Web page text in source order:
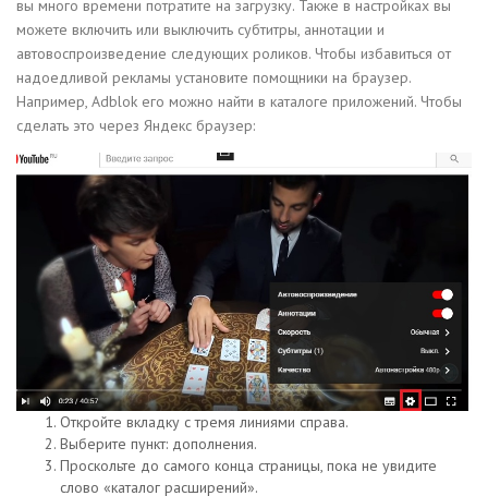
вы много времени потратите на загрузку. Также в настройках вы
можете включить или выключить субтитры, аннотации и
автовоспроизведение следующих роликов. Чтобы избавиться от
надоедливой рекламы установите помощники на браузер.
Например, Adblok его можно найти в каталоге приложений. Чтобы
сделать это через Яндекс браузер:
Откройте вкладку с тремя линиями справа.
Выберите пункт: дополнения.
Проскольте до самого конца страницы, пока не увидите
слово «каталог расширений».